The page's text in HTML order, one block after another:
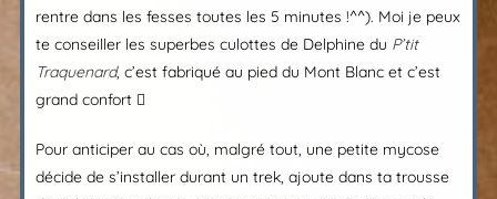
rentre dans les fesses toutes les 5 minutes !^^). Moi je peux
te conseiller les superbes culottes de Delphine du P’tit
Traquenard, c’est fabriqué au pied du Mont Blanc et c’est
grand confort 
Pour anticiper au cas où, malgré tout, une petite mycose
décide de s’installer durant un trek, ajoute dans ta trousse